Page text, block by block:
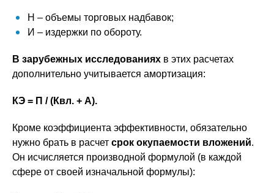
Н – объемы торговых надбавок;
И – издержки по обороту.
В зарубежных исследованиях в этих расчетах
дополнительно учитывается амортизация:
КЭ = П / (Квл. + А).
Кроме коэффициента эффективности, обязательно
нужно брать в расчет срок окупаемости вложений.
Он исчисляется производной формулой (в каждой
сфере от своей изначальной формулы):